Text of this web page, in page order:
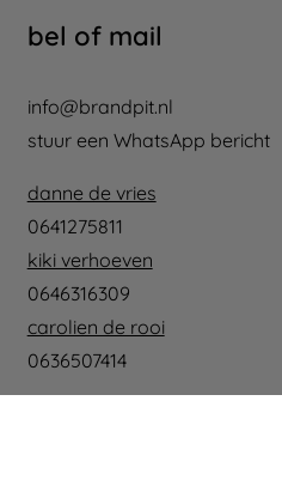
bel of mail
info@brandpit.nl
stuur een WhatsApp bericht
danne de vries
0641275811
kiki verhoeven
0646316309
carolien de rooi
0636507414